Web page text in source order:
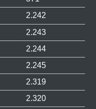
2.242
2.243
2.244
2.245
2.319
2.320